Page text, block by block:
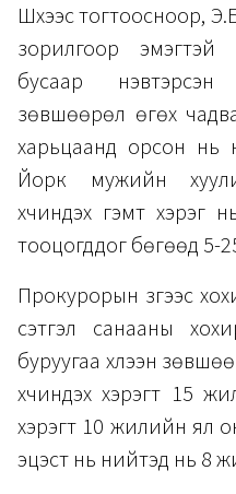
Шүүхээс тогтоосноор,
зорилгоор
бусаар
зөвшөөрөл өгөх
харьцаанд орсон нь
Йорк мужийн
хүчиндэх гэмт хэрэг
тооцогддог бөгөөд 5-
Прокурорын зүгээс
сэтгэл санааны
буруугаа хүлээн
хүчиндэх хэрэгт 15
хэрэгт 10 жилийн ял
эцэст нь нийтэд нь 8